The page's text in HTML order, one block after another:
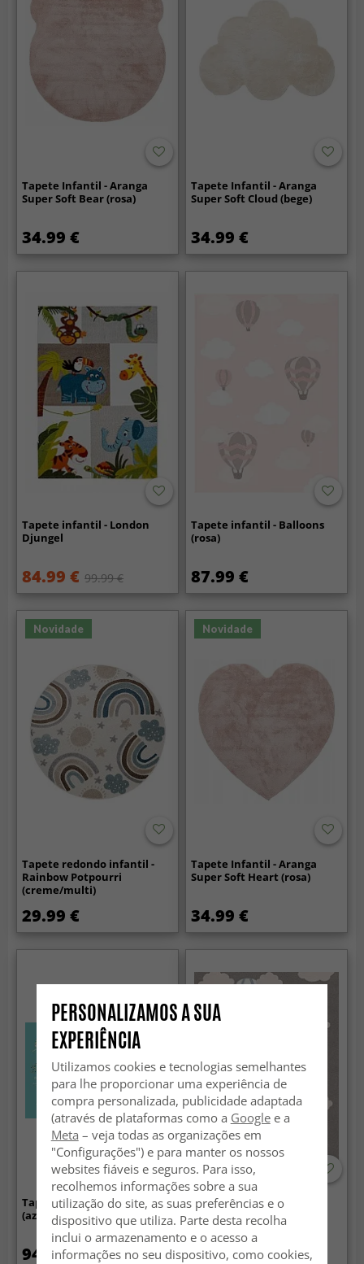
Tapete Infantil - Aranga
Super Soft Bear (rosa)
34.99 €
Tapete Infantil - Aranga
Super Soft Cloud (bege)
34.99 €
Tapete infantil - London
Djungel
84.99 € 99.99 €
Tapete infantil - Balloons
(rosa)
87.99 €
Novidade
Tapete redondo infantil -
Rainbow Potpourri
(creme/multi)
29.99 €
Novidade
Tapete Infantil - Aranga
Super Soft Heart (rosa)
34.99 €
Tapete infantil - World Map
(azul/multi)
94.99 €
Tapete infantil - Balloons
(azul)
87.99 €
PERSONALIZAMOS A SUA
EXPERIÊNCIA
Utilizamos cookies e tecnologias semelhantes
para lhe proporcionar uma experiência de
compra personalizada, publicidade adaptada
(através de plataformas como a Googlee a
Meta – veja todas as organizações em
"Configurações") e para manter os nossos
websites fiáveis e seguros. Para isso,
recolhemos informações sobre a sua
utilização do site, as suas preferências e o
dispositivo que utiliza. Parte desta recolha
inclui o armazenamento e o acesso a
informações no seu dispositivo, como cookies,